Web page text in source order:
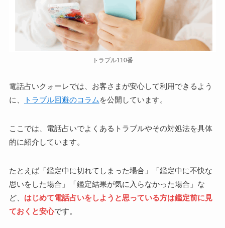
トラブル110番
電話占いクォーレでは、お客さまが安心して利用できるよう
に、
トラブル回避のコラム を公開しています。
ここでは、電話占いでよくあるトラブルやその対処法を具体
的に紹介しています。
たとえば「鑑定中に切れてしまった場合」「鑑定中に不快な
思いをした場合」「鑑定結果が気に入らなかった場合」な
ど、 はじめて電話占いをしようと思っている方は鑑定前に見
ておくと安心です。